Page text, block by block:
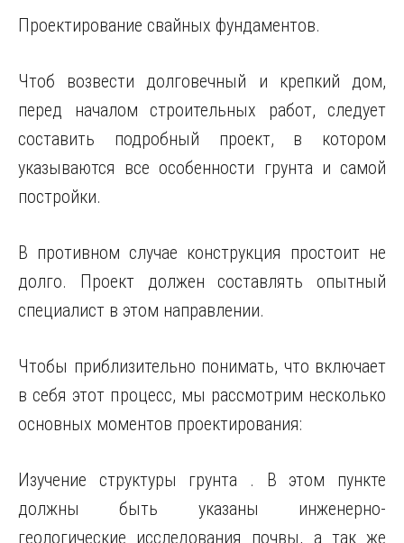
Проектирование свайных фундаментов.
Чтоб возвести долговечный и крепкий дом,
перед началом строительных работ, следует
составить подробный проект, в котором
указываются все особенности грунта и самой
постройки.
В противном случае конструкция простоит не
долго. Проект должен составлять опытный
специалист в этом направлении.
Чтобы приблизительно понимать, что включает
в себя этот процесс, мы рассмотрим несколько
основных моментов проектирования:
Изучение структуры грунта . В этом пункте
должны быть указаны инженерно-
геологические исследования почвы, а так же